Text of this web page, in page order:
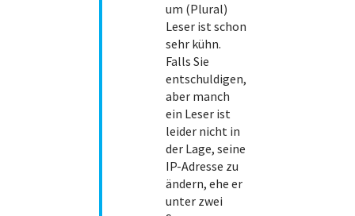
um (Plural)
Leser ist schon
sehr kühn.
Falls Sie
entschuldigen,
aber manch
ein Leser ist
leider nicht in
der Lage, seine
IP-Adresse zu
ändern, ehe er
unter zwei